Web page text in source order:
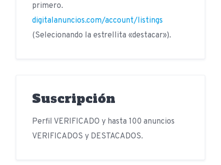
primero.
digitalanuncios.com/account/listings
(Selecionando la estrellita «destacar»).
Suscripción
Perfil VERIFICADO y hasta 100 anuncios
VERIFICADOS y DESTACADOS.